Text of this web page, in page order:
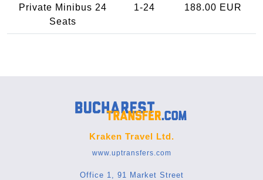
Private Minibus 24
Seats
1-24 188.00 EUR
Kraken Travel Ltd.
www.uptransfers.com
Office 1, 91 Market Street